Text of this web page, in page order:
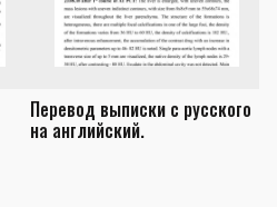
Перевод выписки с русского
на английский.